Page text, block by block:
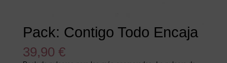
Pack: Contigo Todo Encaja
39,90 €